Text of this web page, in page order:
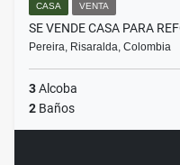
CASA VENTA
SE VENDE CASA PARA
Pereira, Risaralda, Colombia
3Alcoba
2 Baños